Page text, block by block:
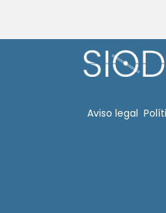
Aviso legal​